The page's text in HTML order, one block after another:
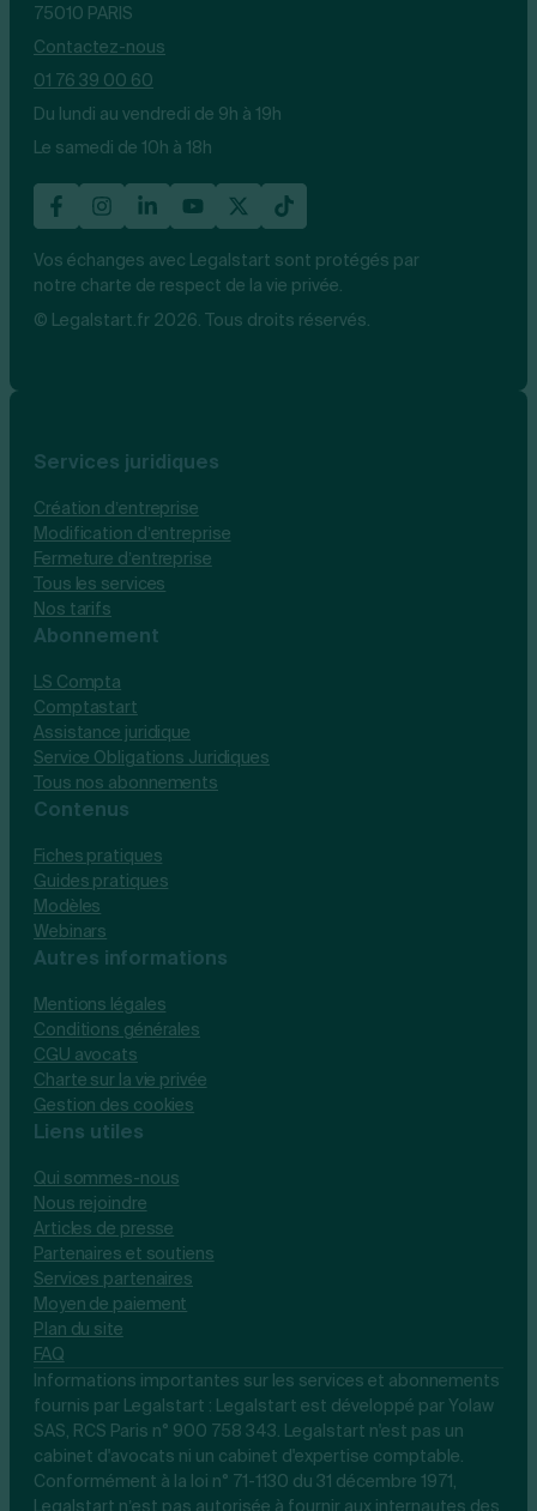
75010 PARIS
Contactez-nous
01 76 39 00 60
Du lundi au vendredi de 9h à 19h
Le samedi de 10h à 18h
Vos échanges avec Legalstart sont protégés par
notre charte de respect de la vie privée.
© Legalstart.fr 2026. Tous droits réservés.
Services juridiques
Création d’entreprise
Modification d’entreprise
Fermeture d’entreprise
Tous les services
Nos tarifs
Abonnement
LS Compta
Comptastart
Assistance juridique
Service Obligations Juridiques
Tous nos abonnements
Contenus
Fiches pratiques
Guides pratiques
Modèles
Webinars
Autres informations
Mentions légales
Conditions générales
CGU avocats
Charte sur la vie privée
Gestion des cookies
Liens utiles
Qui sommes-nous
Nous rejoindre
Articles de presse
Partenaires et soutiens
Services partenaires
Moyen de paiement
Plan du site
FAQ
Informations importantes sur les services et abonnements
fournis par Legalstart : Legalstart est développé par Yolaw
SAS, RCS Paris n° 900 758 343. Legalstart n'est pas un
cabinet d'avocats ni un cabinet d'expertise comptable.
Conformément à la loi n° 71-1130 du 31 décembre 1971,
Legalstart n’est pas autorisée à fournir aux internautes des